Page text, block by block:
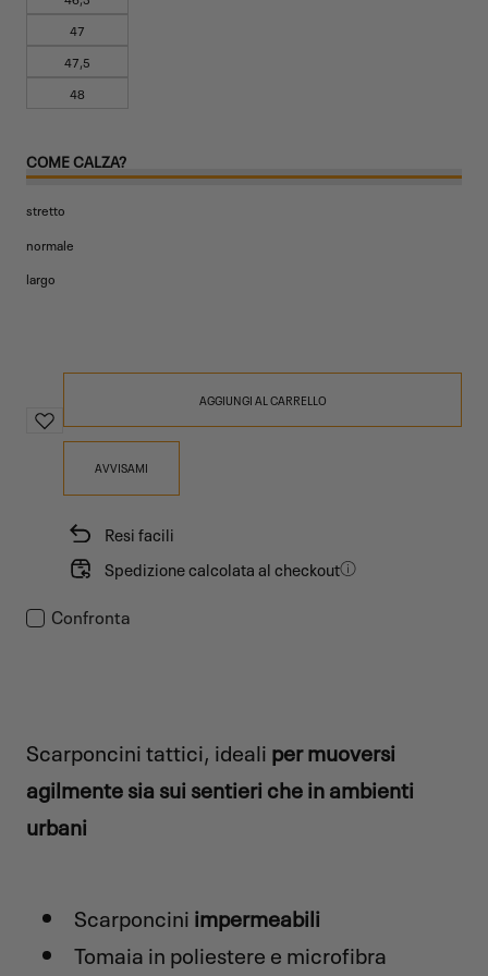
47
47,5
48
COME CALZA?
stretto
normale
largo
AGGIUNGI AL CARRELLO
AVVISAMI
Resi facili
Spedizione calcolata al checkout
Confronta
Scarponcini tattici, ideali per muoversi
agilmente sia sui sentieri che in ambienti
urbani
Scarponcini impermeabili
Tomaia in poliestere e microfibra